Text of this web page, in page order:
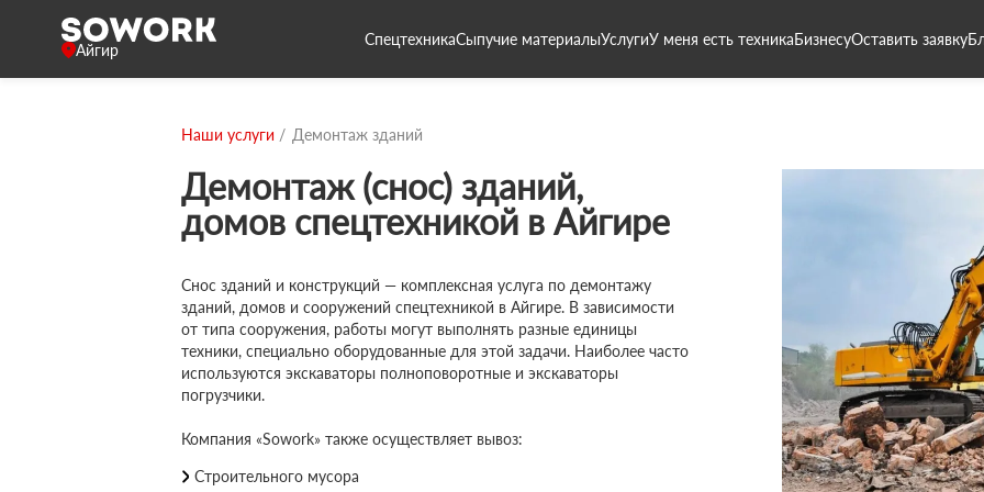
Айгир
СпецтехникаСыпучие материалыУслугиУ меня есть техникаБизнесуОставить заявку
Наши услуги Демонтаж зданий
Демонтаж (снос) зданий,
домов спецтехникой в Айгире
Снос зданий и конструкций — комплексная услуга по демонтажу
зданий, домов и сооружений спецтехникой в Айгире. В зависимости
от типа сооружения, работы могут выполнять разные единицы
техники, специально оборудованные для этой задачи. Наиболее часто
используются экскаваторы полноповоротные и экскаваторы
погрузчики.
Компания «Sowork» также осуществляет вывоз:
Строительного мусора